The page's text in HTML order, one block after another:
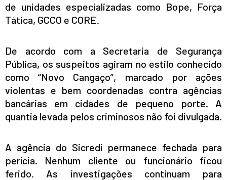
de unidades especializadas como Bope, Força
Tática, GCCO e CORE.
De acordo com a Secretaria de Segurança
Pública, os suspeitos agiram no estilo conhecido
como “Novo Cangaço”, marcado por ações
violentas e bem coordenadas contra agências
bancárias em cidades de pequeno porte. A
quantia levada pelos criminosos não foi divulgada.
A agência do Sicredi permanece fechada para
perícia. Nenhum cliente ou funcionário ficou
ferido. As investigações continuam para